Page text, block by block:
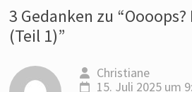
3 Gedanken zu “
(Teil 1)”
Christiane
15. Juli 2025 um